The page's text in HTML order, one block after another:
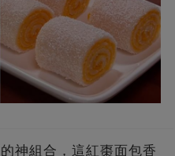
神組合，這紅棗面包香